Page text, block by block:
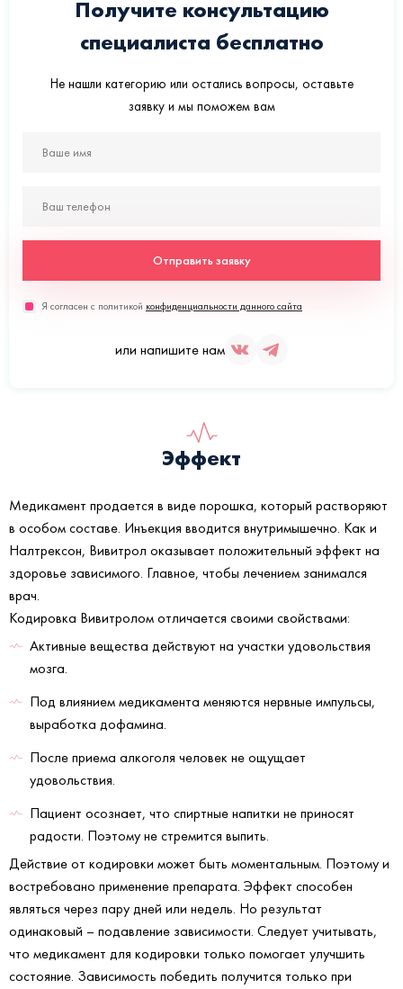
Получите консультацию
специалиста бесплатно
Не нашли категорию или остались вопросы, оставьте
заявку и мы поможем вам
Отправить заявку
Я согласен с политикой конфиденциальности данного сайта
или напишите нам
Эффект
Медикамент продается в виде порошка, который растворяют
в особом составе. Инъекция вводится внутримышечно. Как и
Налтрексон, Вивитрол оказывает положительный эффект на
здоровье зависимого. Главное, чтобы лечением занимался
врач.
Кодировка Вивитролом отличается своими свойствами:
Активные вещества действуют на участки удовольствия
мозга.
Под влиянием медикамента меняются нервные импульсы,
выработка дофамина.
После приема алкоголя человек не ощущает
удовольствия.
Пациент осознает, что спиртные напитки не приносят
радости. Поэтому не стремится выпить.
Действие от кодировки может быть моментальным. Поэтому и
востребовано применение препарата. Эффект способен
являться через пару дней или недель. Но результат
одинаковый – подавление зависимости. Следует учитывать,
что медикамент для кодировки только помогает улучшить
состояние. Зависимость победить получится только при